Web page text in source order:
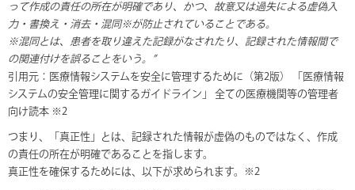
って作成の責任の所在が明確であり、かつ、故意又は過失による虚偽入
力・書換え・消去・混同※が防止されていることである。
※混同とは、患者を取り違えた記録がなされたり、記録された情報間で
の関連付けを誤ることをいう。”
引用元：医療情報システムを安全に管理するために（第2版） 「医療情報
システムの安全管理に関するガイドライン」 全ての医療機関等の管理者
向け読本 ※2
つまり、「真正性」とは、記録された情報が虚偽のものではなく、作成
の責任の所在が明確であることを指します。
真正性を確保するためには、以下が求められます。※2